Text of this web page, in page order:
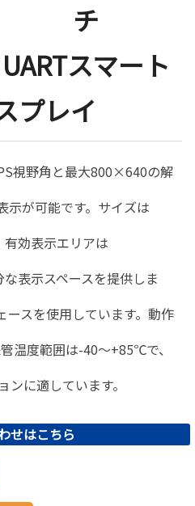
チ
スマート
プレイ
視野角と最大800×640の解
示が可能です。サイズは
効表示エリアは
表示スペースを提供しま
ースを使用しています。動作
温度範囲は-40〜+85℃で、
に適しています。
せはこちら